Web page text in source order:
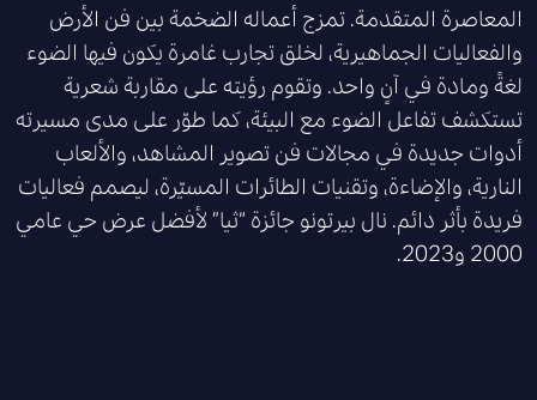
المعاصرة المتقدمة. تمزج أعماله الضخمة بين فن الأرض
والفعاليات الجماهيرية، لخلق تجارب غامرة يكون فيها الضوء
لغةً ومادة في آنٍ واحد. وتقوم رؤيته على مقاربة شعرية
تستكشف تفاعل الضوء مع البيئة، كما طوّر على مدى مسيرته
أدوات جديدة في مجالات فن تصوير المشاهد، والألعاب
النارية، والإضاءة، وتقنيات الطائرات المسيّرة، ليصمم فعاليات
فريدة بأثر دائم. نال بيرتونو جائزة “ثيا” لأفضل عرض حي عامي
2000 و2023.